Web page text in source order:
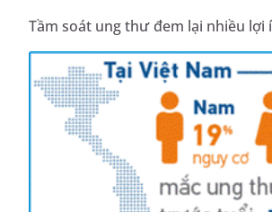
Tầm soát ung thư đem lại nhiều